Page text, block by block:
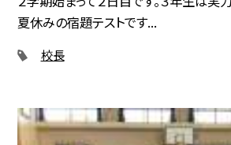
夏休みの宿題テストです...
校長